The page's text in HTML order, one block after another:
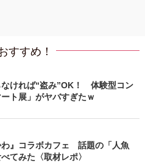
すすめ！
なければ“盗み”OK！ 体験型コン
ト展」がヤバすぎたｗ
わ』コラボカフェ 話題の「人魚
てみた〈取材レポ〉